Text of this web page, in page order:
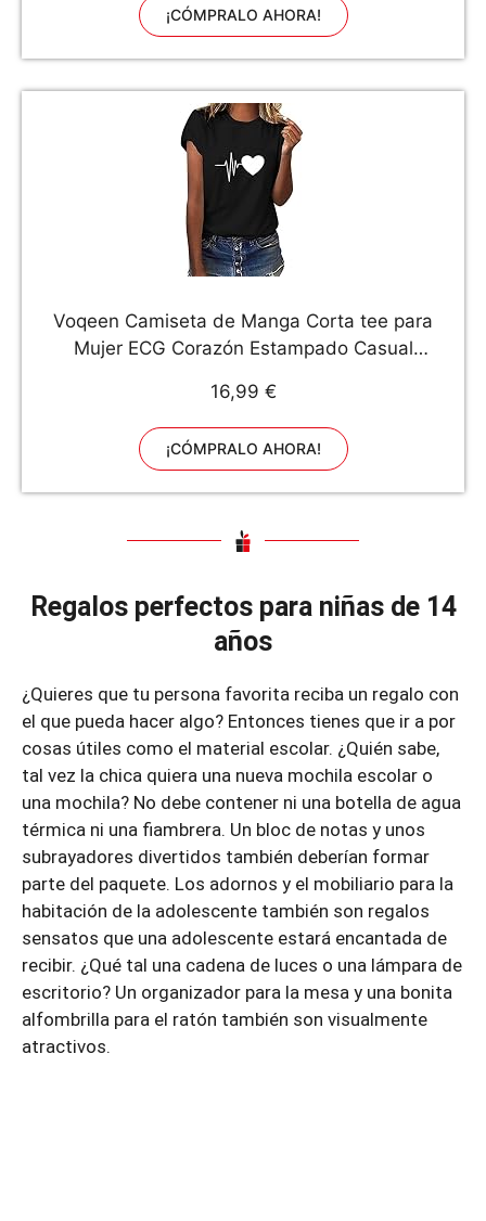
¡CÓMPRALO AHORA!
Voqeen Camiseta de Manga Corta tee para
Mujer ECG Corazón Estampado Casual
Verano Camisetas De Tirantes
16,99 €
¡CÓMPRALO AHORA!
Regalos perfectos para niñas de 14
años
¿Quieres que tu persona favorita reciba un regalo con
el que pueda hacer algo? Entonces tienes que ir a por
cosas útiles como el material escolar. ¿Quién sabe,
tal vez la chica quiera una nueva mochila escolar o
una mochila? No debe contener ni una botella de agua
térmica ni una fiambrera. Un bloc de notas y unos
subrayadores divertidos también deberían formar
parte del paquete. Los adornos y el mobiliario para la
habitación de la adolescente también son regalos
sensatos que una adolescente estará encantada de
recibir. ¿Qué tal una cadena de luces o una lámpara de
escritorio? Un organizador para la mesa y una bonita
alfombrilla para el ratón también son visualmente
atractivos.